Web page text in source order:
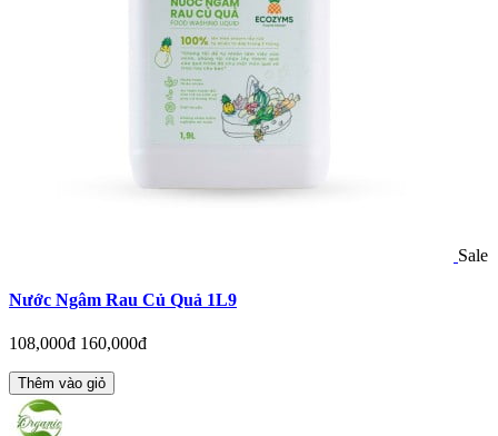
Sale
Nước Ngâm Rau Củ Quả 1L9
108,000đ 160,000đ
Thêm vào giỏ